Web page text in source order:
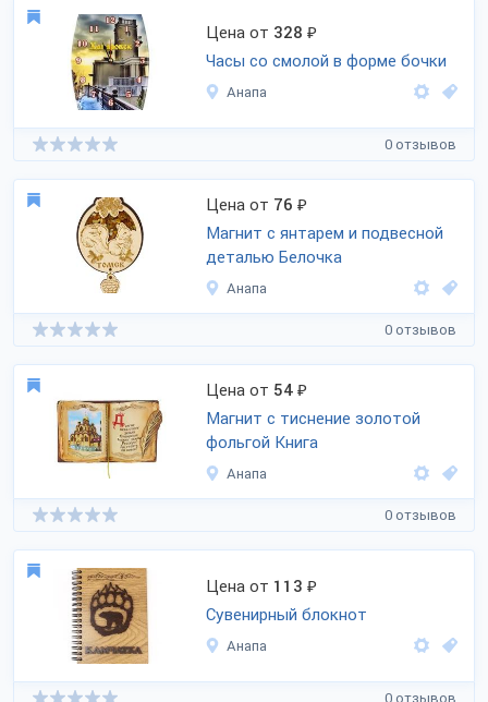
Цена от 328 ₽
Часы со смолой в форме бочки
Анапа
0 отзывов
Цена от 76 ₽
Магнит с янтарем и подвесной
деталью Белочка
Анапа
0 отзывов
Цена от 54 ₽
Магнит с тиснение золотой
фольгой Книга
Анапа
0 отзывов
Цена от 113 ₽
Сувенирный блокнот
Анапа
0 отзывов